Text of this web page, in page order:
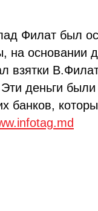
Филат был
на основании
взятки
деньги были
банков,